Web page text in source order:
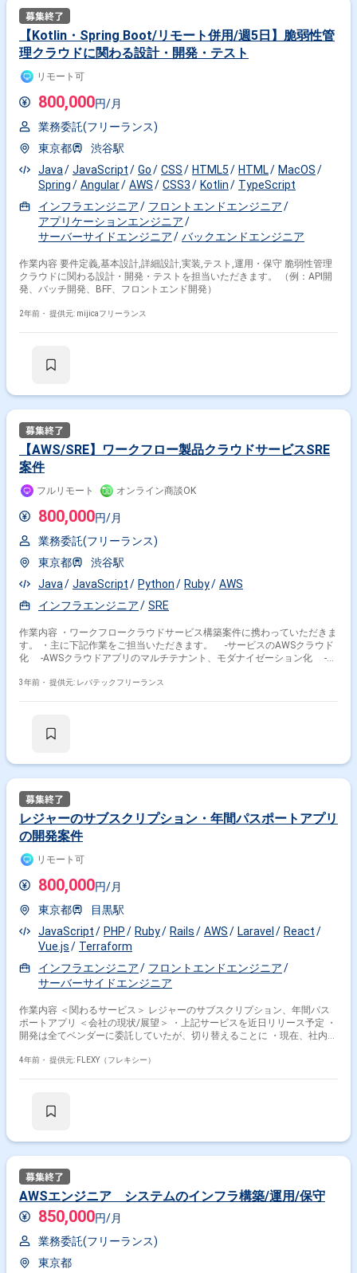
【Kotlin・Spring Boot/リモート併用/週5日】脆弱性管
理クラウドに関わる設計・開発・テスト
リモート可
800,000円/月
業務委託(フリーランス)
東京都
渋谷駅
Java
JavaScript Go CSS HTML5 HTML
MacOS
Spring
Angular AWS CSS3 Kotlin
TypeScript
インフラエンジニア
フロントエンドエンジニア
アプリケーションエンジニア
サーバーサイドエンジニア
バックエンドエンジニア
作業内容 要件定義,基本設計,詳細設計,実装,テスト,運用・保守 脆弱性管理
クラウドに関わる設計・開発・テストを担当いただきます。 （例：API開
発、バッチ開発、BFF、フロントエンド開発）
2年前・ 提供元: mijicaフリーランス
【AWS/SRE】ワークフロー製品クラウドサービスSRE
案件
フルリモート オンライン商談OK
800,000円/月
業務委託(フリーランス)
東京都
渋谷駅
Java
JavaScript Python Ruby
AWS
インフラエンジニア
SRE
作業内容 ・ワークフロークラウドサービス構築案件に携わっていただきま
す。 ・主に下記作業をご担当いただきます。 -サービスのAWSクラウド
化 -AWSクラウドアプリのマルチテナント、モダナイゼーション化 -
3年前・ 提供元: レバテックフリーランス
レジャーのサブスクリプション・年間パスポートアプリ
の開発案件
リモート可
800,000円/月
東京都
目黒駅
JavaScript
PHP Ruby Rails AWS Laravel
React
Vue.js
Terraform
インフラエンジニア
フロントエンドエンジニア
サーバーサイドエンジニア
作業内容 ＜関わるサービス＞ レジャーのサブスクリプション、年間パス
ポートアプリ ＜会社の現状/展望＞ ・上記サービスを近日リリース予定 ・
開発は全てベンダーに委託していたが、切り替えることに ・現在、社内に
化に取り組む ＜ご依頼したいこと＞ ・現ベンダーからWebアプリ開発業
ば） ＜開発環境＞ サイト/Webアプリ：HTML, CSS, JavaScript, Ruby ネイ
4年前・ 提供元: FLEXY（フレキシー）
AWSエンジニア システムのインフラ構築/運用/保守
850,000円/月
業務委託(フリーランス)
東京都